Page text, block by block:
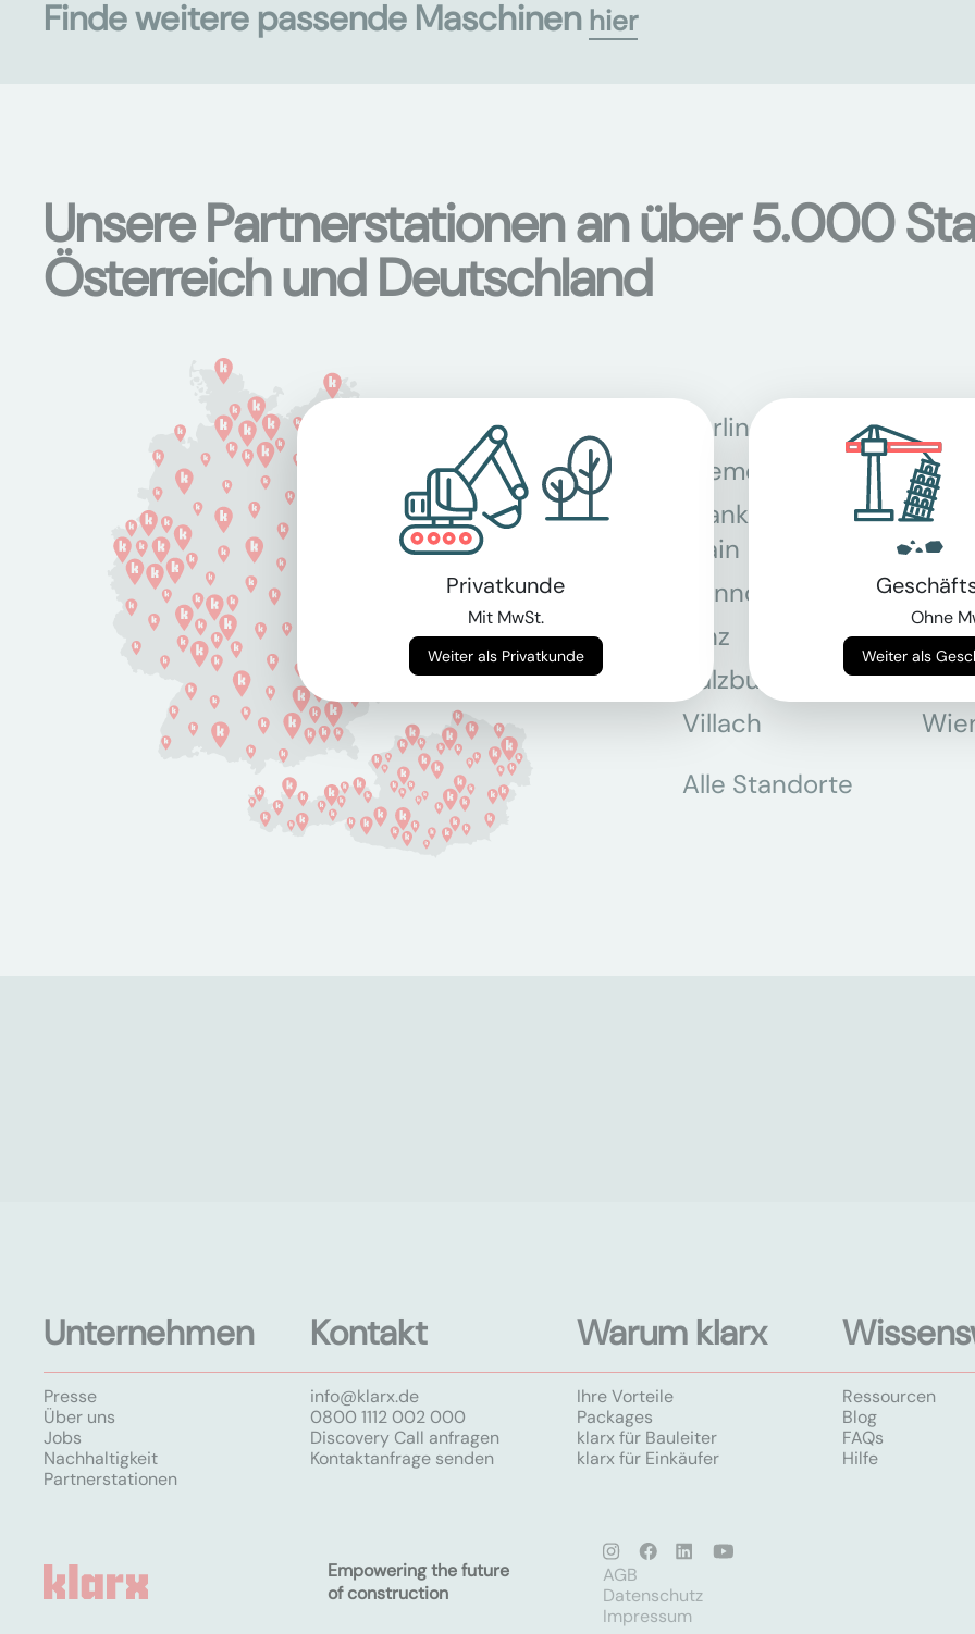
Finde weitere passende Maschinen hier
Unsere Partnerstationen an über 5.000
Österreich und Deutschland
Berlin
Bremen
Frankfurt am
Main
Hannover
Köln
Linz
Salzburg
Villach
Alle Standorte
Unternehmen
Presse
Über uns
Jobs
Nachhaltigkeit
Partnerstationen
Kontakt
info@klarx.de
0800 1112 002 000
Discovery Call anfragen
Kontaktanfrage senden
Warum klarx
Ihre Vorteile
Packages
klarx für Bauleiter
klarx für Einkäufer
Ressourcen
Blog
FAQs
Hilfe
Empowering the future
of construction
AGB
Datenschutz
Impressum
Privatkunde
Mit MwSt.
Weiter als Privatkunde
Ohne
Weiter als